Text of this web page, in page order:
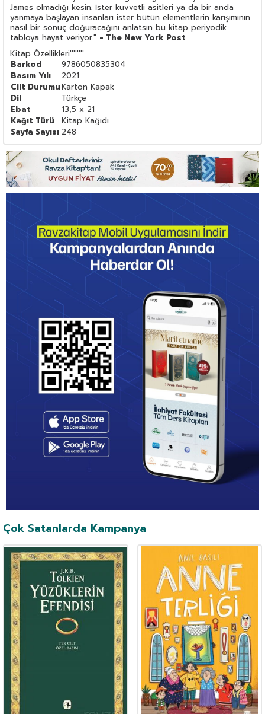
James olmadığı kesin. İster kuvvetli asitleri ya da bir anda
yanmaya başlayan insanları ister bütün elementlerin karışımının
nasıl bir sonuç doğuracağını anlatsın bu kitap periyodik
tabloya hayat veriyor." - The New York Post
Kitap Özellikleri''''''''
Barkod
9786050835304
Basım Yılı
2021
Cilt DurumuKarton Kapak
Dil
Türkçe
Ebat
13,5 x 21
Kağıt Türü
Kitap Kağıdı
Sayfa Sayısı 248
Çok Satanlarda Kampanya